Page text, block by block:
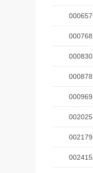
000657
000768
000830
000878
000969
002025
002179
002415